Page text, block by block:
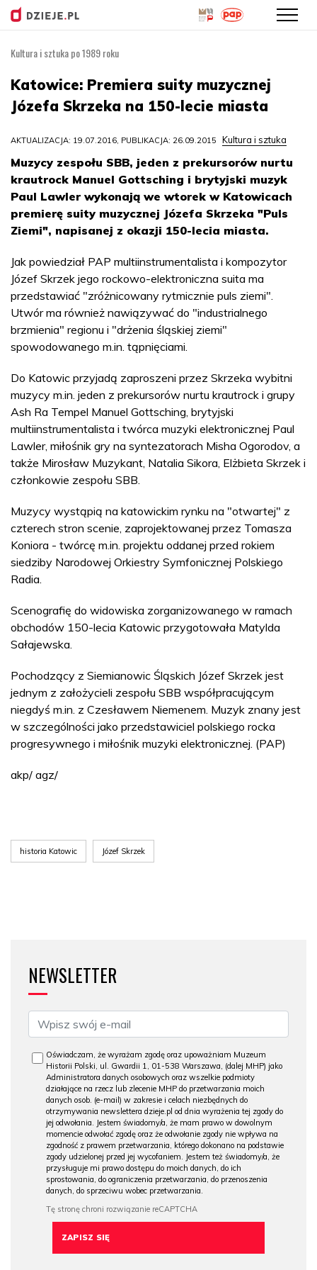
treści
Kultura i sztuka po 1989 roku
Katowice: Premiera suity muzycznej
Józefa Skrzeka na 150-lecie miasta
AKTUALIZACJA: 19.07.2016, PUBLIKACJA: 26.09.2015 Kultura i sztuka
Muzycy zespołu SBB, jeden z prekursorów nurtu
krautrock Manuel Gottsching i brytyjski muzyk
Paul Lawler wykonają we wtorek w Katowicach
premierę suity muzycznej Józefa Skrzeka "Puls
Ziemi", napisanej z okazji 150-lecia miasta.
Jak powiedział PAP multiinstrumentalista i kompozytor
Józef Skrzek jego rockowo-elektroniczna suita ma
przedstawiać "zróżnicowany rytmicznie puls ziemi".
Utwór ma również nawiązywać do "industrialnego
brzmienia" regionu i "drżenia śląskiej ziemi"
spowodowanego m.in. tąpnięciami.
Do Katowic przyjadą zaproszeni przez Skrzeka wybitni
muzycy m.in. jeden z prekursorów nurtu krautrock i grupy
Ash Ra Tempel Manuel Gottsching, brytyjski
multiinstrumentalista i twórca muzyki elektronicznej Paul
Lawler, miłośnik gry na syntezatorach Misha Ogorodov, a
także Mirosław Muzykant, Natalia Sikora, Elżbieta Skrzek i
członkowie zespołu SBB.
Muzycy wystąpią na katowickim rynku na "otwartej" z
czterech stron scenie, zaprojektowanej przez Tomasza
Koniora - twórcę m.in. projektu oddanej przed rokiem
siedziby Narodowej Orkiestry Symfonicznej Polskiego
Radia.
Scenografię do widowiska zorganizowanego w ramach
obchodów 150-lecia Katowic przygotowała Matylda
Sałajewska.
Pochodzący z Siemianowic Śląskich Józef Skrzek jest
jednym z założycieli zespołu SBB współpracującym
niegdyś m.in. z Czesławem Niemenem. Muzyk znany jest
w szczególności jako przedstawiciel polskiego rocka
progresywnego i miłośnik muzyki elektronicznej. (PAP)
akp/ agz/
historia Katowic Józef Skrzek
NEWSLETTER
Oświadczam, że wyrażam zgodę oraz upoważniam Muzeum
Historii Polski, ul. Gwardii 1, 01-538 Warszawa, (dalej MHP) jako
Administratora danych osobowych oraz wszelkie podmioty
działające na rzecz lub zlecenie MHP do przetwarzania moich
danych osob. (e-mail) w zakresie i celach niezbędnych do
otrzymywania newslettera dzieje.pl od dnia wyrażenia tej zgody do
jej odwołania. Jestem świadomy/a, że mam prawo w dowolnym
momencie odwołać zgodę oraz że odwołanie zgody nie wpływa na
zgodność z prawem przetwarzania, którego dokonano na podstawie
zgody udzielonej przed jej wycofaniem. Jestem też świadomy/a, że
przysługuje mi prawo dostępu do moich danych, do ich
sprostowania, do ograniczenia przetwarzania, do przenoszenia
danych, do sprzeciwu wobec przetwarzania.